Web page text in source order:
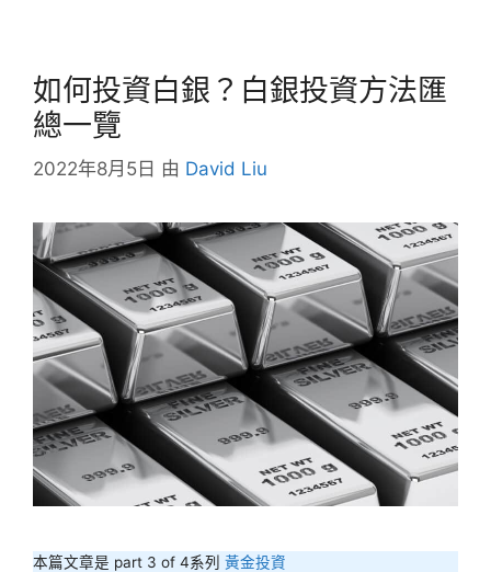
如何投資白銀？白銀投資方法匯
總一覽
2022年8月5日 由 David Liu
本篇文章是 part 3 of 4系列 黃金投資